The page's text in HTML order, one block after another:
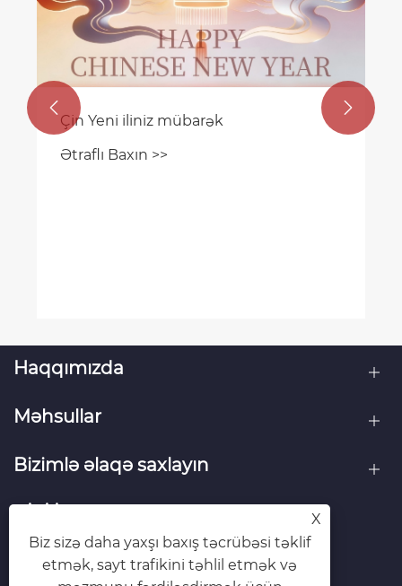
 
Haqqımızda
Məhsullar
Bizimlə əlaqə saxlayın
X
Biz sizə daha yaxşı baxış təcrübəsi təklif
etmək, sayt trafikini təhlil etmək və